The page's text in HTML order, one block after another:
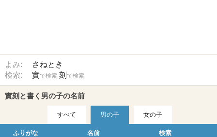
よみ:
さねとき
検索:
實で検索 刻 で検索
實刻と書く男の子の名前
すべて 男の子 女の子
ふりがな 名前 検索